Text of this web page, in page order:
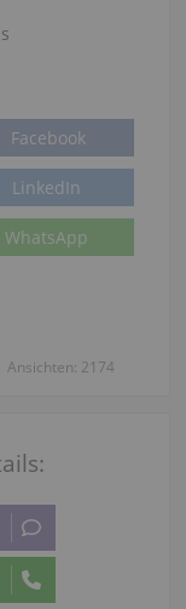
Facebook
LinkedIn
WhatsApp
Ansichten: 2174